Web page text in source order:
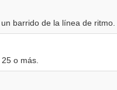
barrido de la línea de ritmo.
o más.